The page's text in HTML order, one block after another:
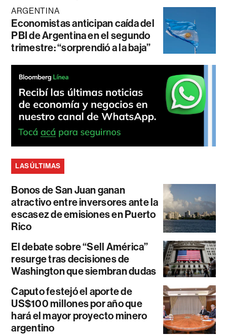
ARGENTINA
Economistas anticipan caída del
PBI de Argentina en el segundo
trimestre: “sorprendió a la baja”
LAS ÚLTIMAS
Bonos de San Juan ganan
atractivo entre inversores ante la
escasez de emisiones en Puerto
Rico
El debate sobre “Sell América”
resurge tras decisiones de
Washington que siembran dudas
Caputo festejó el aporte de
US$100 millones por año que
hará el mayor proyecto minero
argentino